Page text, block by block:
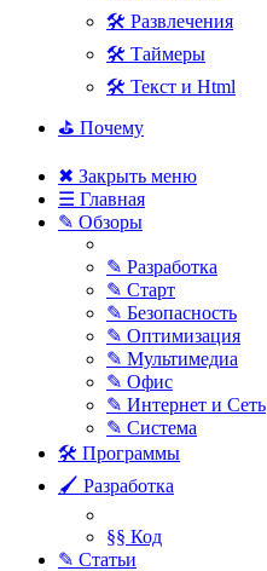
🛠 Развлечения
🛠 Таймеры
🛠 Текст и Html
⛳ Почему
✖ Закрыть меню
☰ Главная
✎ Обзоры
✎ Разработка
✎ Старт
✎ Безопасность
✎ Оптимизация
✎ Мультимедиа
✎ Офис
✎ Интернет и Сеть
✎ Система
🛠 Программы
🖌 Разработка
§§ Код
✎ Статьи